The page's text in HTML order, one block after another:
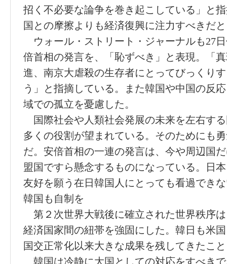
招く不必要な論争を巻き起こしている」と
国との摩擦よりも経済復興に注力すべきだ
ウォール・ストリート・ジャーナルも27
倍首相の発言を、「恥ずべき」と表現。「
進、南京大虐殺の生存者にとってびっくり
う」と指摘している。また韓国や中国の反
域での孤立を憂慮した。
国際社会や人類社会発展の未来を左右す
多くの役割が望まれている。そのためにも
だ。安倍首相の一連の発言は、今や周辺国
盟国ですら懸念するものになっている。日
友好を願う在日韓国人にとっても看過でき
韓国も自制を
第２次世界大戦後に確立された世界秩序
経済国家間の紐帯を強固にした。韓日も米
国交正常化以来大きな成果を残してきたこ
韓国は冷静に大国としての対応をすべき